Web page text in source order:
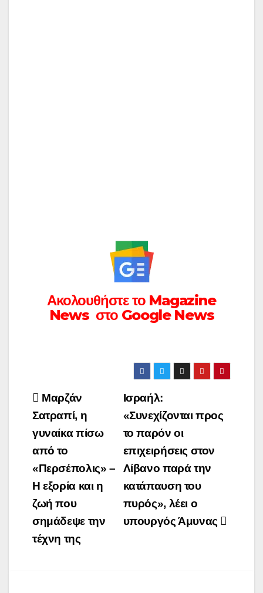
Ακολουθήστε το Magazine
News στο Google News
Πλοήγηση
άρθρων
Ισραήλ:
«Συνεχίζονται προς
το παρόν οι
επιχειρήσεις στον
Λίβανο παρά την
κατάπαυση του
πυρός», λέει ο
υπουργός Άμυνας
Μαρζάν
Σατραπί, η
γυναίκα πίσω
από το
«Περσέπολις» –
Η εξορία και η
ζωή που
σημάδεψε την
τέχνη της